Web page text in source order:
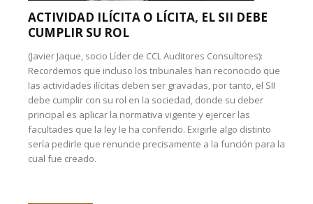
ACTIVIDAD ILÍCITA O LÍCITA, EL SII DEBE
CUMPLIR SU ROL
(Javier Jaque, socio Líder de CCL Auditores Consultores):
Recordemos que incluso los tribunales han reconocido que
las actividades ilícitas deben ser gravadas, por tanto, el SII
debe cumplir con su rol en la sociedad, donde su deber
principal es aplicar la normativa vigente y ejercer las
facultades que la ley le ha conferido. Exigirle algo distinto
sería pedirle que renuncie precisamente a la función para la
cual fue creado.